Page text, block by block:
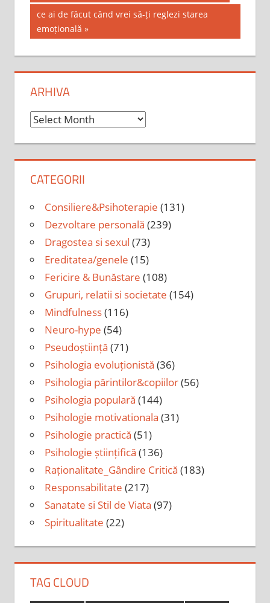
navigation
Post:
Next
Post:
ce ai de făcut când vrei să-ți reglezi starea
emoțională
ARHIVA
Arhiva
CATEGORII
Consiliere&Psihoterapie (131)
Dezvoltare personală (239)
Dragostea si sexul (73)
Ereditatea/genele (15)
Fericire & Bunăstare (108)
Grupuri, relatii si societate (154)
Mindfulness(116)
Neuro-hype (54)
Pseudoștiință (71)
Psihologia evoluționistă (36)
Psihologia părintilor&copiilor(56)
Psihologia populară (144)
Psihologie motivationala (31)
Psihologie practică (51)
Psihologie științifică (136)
Raționalitate_Gândire Critică (183)
Responsabilitate (217)
Sanatate si Stil de Viata (97)
Spiritualitate (22)
TAG CLOUD